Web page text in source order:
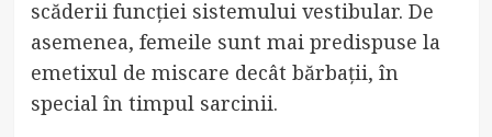
scăderii funcției sistemului vestibular. De
asemenea, femeile sunt mai predispuse la
emetixul de miscare decât bărbații, în
special în timpul sarcinii.